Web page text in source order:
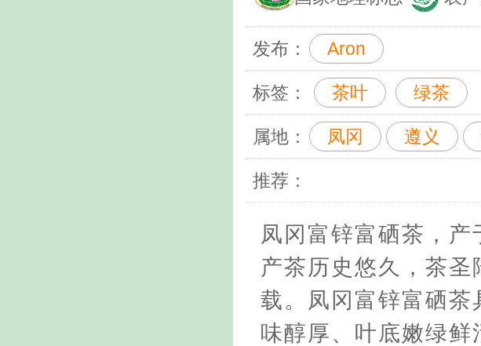
发布： Aron
标签： 茶叶 绿茶
属地： 凤冈 遵义
推荐：
凤冈富锌富硒茶，产
产茶历史悠久，茶
载。凤冈富锌富硒茶
味醇厚、叶底嫩绿